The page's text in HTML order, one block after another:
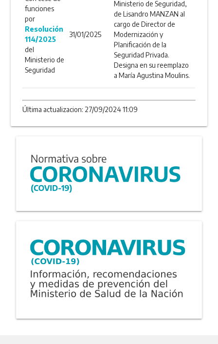
funciones
por
Resolución
114/2025
del
Ministerio de
Seguridad
31/01/2025
Ministerio de Seguridad,
de Lisandro MANZAN al
cargo de Director de
Modernización y
Planificación de la
Seguridad Privada.
Designa en su reemplazo
a María Agustina Moulins.
Última actualizacion: 27/09/2024 11:09